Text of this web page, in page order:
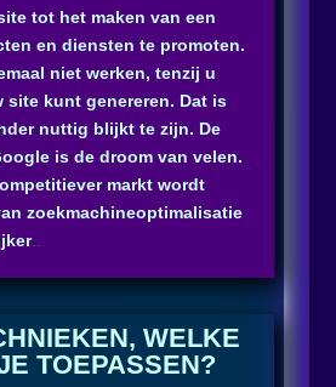
tot het maken van een
en diensten te promoten.
niet werken, tenzij u
site kunt genereren. Dat is
nuttig blijkt te zijn. De
is de droom van velen.
markt wordt
zoekmachineoptimalisatie
..
WELKE
TOEPASSEN?